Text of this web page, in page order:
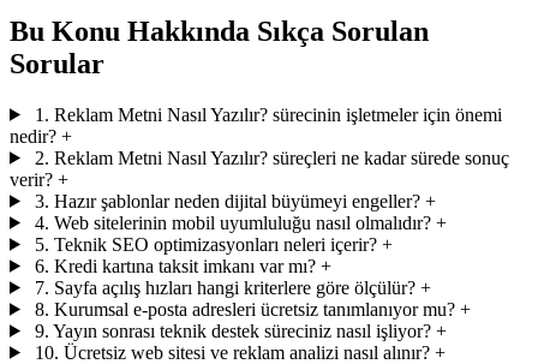
Bu Konu Hakkında Sıkça Sorulan
Sorular
1. Reklam Metni Nasıl Yazılır? sürecinin işletmeler için önemi
nedir? +
2. Reklam Metni Nasıl Yazılır? süreçleri ne kadar sürede sonuç
verir? +
3. Hazır şablonlar neden dijital büyümeyi engeller? +
4. Web sitelerinin mobil uyumluluğu nasıl olmalıdır? +
5. Teknik SEO optimizasyonları neleri içerir? +
6. Kredi kartına taksit imkanı var mı? +
7. Sayfa açılış hızları hangi kriterlere göre ölçülür? +
8. Kurumsal e-posta adresleri ücretsiz tanımlanıyor mu? +
9. Yayın sonrası teknik destek süreciniz nasıl işliyor? +
10. Ücretsiz web sitesi ve reklam analizi nasıl alınır? +